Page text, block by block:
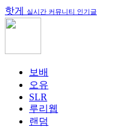
핫게 실시간 커뮤니티 인기글
보배
오유
SLR
루리웹
랜덤